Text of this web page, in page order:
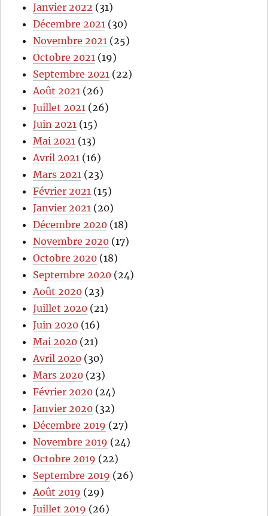
Janvier 2022 (31)
Décembre 2021 (30)
Novembre 2021 (25)
Octobre 2021 (19)
Septembre 2021 (22)
Août 2021 (26)
Juillet 2021 (26)
Juin 2021 (15)
Mai 2021 (13)
Avril 2021 (16)
Mars 2021 (23)
Février 2021 (15)
Janvier 2021 (20)
Décembre 2020 (18)
Novembre 2020 (17)
Octobre 2020 (18)
Septembre 2020 (24)
Août 2020 (23)
Juillet 2020 (21)
Juin 2020 (16)
Mai 2020 (21)
Avril 2020 (30)
Mars 2020 (23)
Février 2020 (24)
Janvier 2020 (32)
Décembre 2019 (27)
Novembre 2019 (24)
Octobre 2019 (22)
Septembre 2019 (26)
Août 2019 (29)
Juillet 2019 (26)